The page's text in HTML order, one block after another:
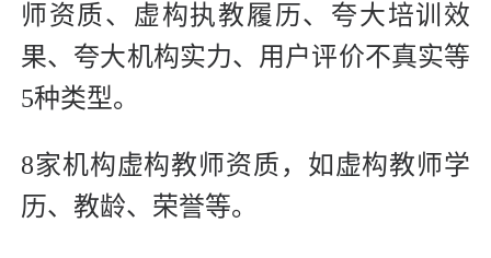
师资质、虚构执教履历、夸大培训效
果、夸大机构实力、用户评价不真实等
5种类型。
8家机构虚构教师资质，如虚构教师学
历、教龄、荣誉等。